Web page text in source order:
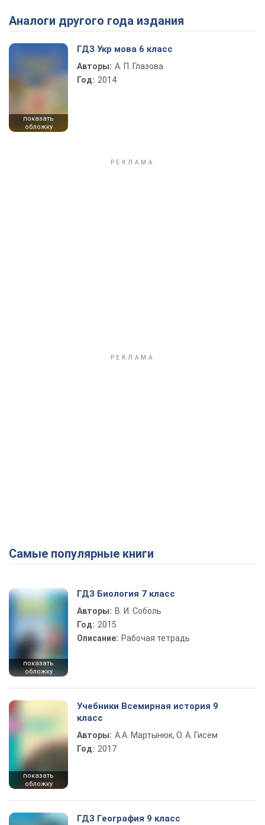
Play Video
Аналоги другого года издания
показать
обложку
ГДЗ Укр мова 6 класс
Авторы: А. П. Глазова
Год: 2014
Самые популярные книги
показать
обложку
ГДЗ Биология 7 класс
Авторы: В. И. Соболь
Год: 2015
Описание: Рабочая тетрадь
показать
обложку
Учебники Всемирная история 9
класс
Авторы: А.А. Мартынюк, О. А. Гисем
Год: 2017
ГДЗ География 9 класс